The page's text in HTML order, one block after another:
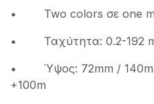
• Two colors σε one
• Ταχύτητα: 0.2-192
• Ύψος: 72mm /
+100m